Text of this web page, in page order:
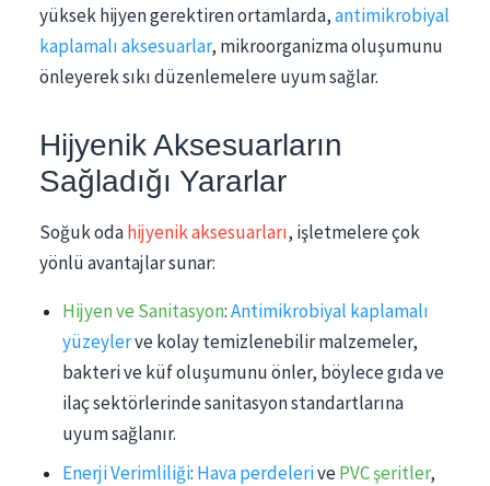
yüksek hijyen gerektiren ortamlarda,antimikrobiyal
kaplamalı aksesuarlar, mikroorganizma oluşumunu
önleyerek sıkı düzenlemelere uyum sağlar.
Hijyenik Aksesuarların
Sağladığı Yararlar
Soğuk odahijyenik aksesuarları, işletmelere çok
yönlü avantajlar sunar:
Hijyen ve Sanitasyon:Antimikrobiyal kaplamalı
yüzeylerve kolay temizlenebilir malzemeler,
bakteri ve küf oluşumunu önler, böylece gıda ve
ilaç sektörlerinde sanitasyon standartlarına
uyum sağlanır.
Enerji Verimliliği: Hava perdelerivePVC şeritler,